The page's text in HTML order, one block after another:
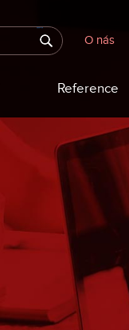
O nás
Reference